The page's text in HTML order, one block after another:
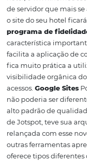
Editor:
também conteúdos
Autor:Somente
artigos.
Colaborador:
publicação
Assinante: Perfil
próprio perfil.
assinantes.
Ao contrário do
registrar seu site